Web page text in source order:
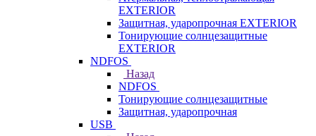
EXTERIOR
Защитная, ударопрочная EXTERIOR
Тонирующие солнцезащитные
EXTERIOR
NDFOS
Назад
NDFOS
Тонирующие солнцезащитные
Защитная, ударопрочная
USB